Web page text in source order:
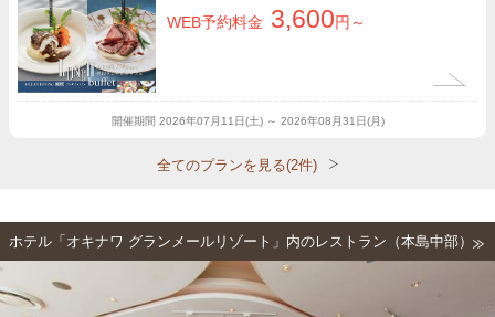
WEB予約料金 3,600円～
開催期間 2026年07月11日(土) ～ 2026年08月31日(月)
全てのプランを見る(2件)
ホテル「オキナワ グランメールリゾート」内のレストラン（本島中部）